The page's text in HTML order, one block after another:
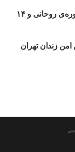
روند اعدام‌ها در ماه‌های مختلف ۲۰۱۸، دوره‌ی روحانی و ۱۴
زندان تهران